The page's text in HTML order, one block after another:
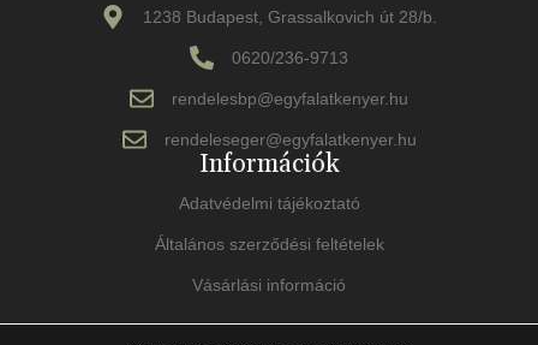
1238 Budapest, Grassalkovich út 28/b.
0620/236-9713
rendelesbp@egyfalatkenyer.hu
rendeleseger@egyfalatkenyer.hu
Információk
Adatvédelmi tájékoztató
Általános szerződési feltételek
Vásárlási információ